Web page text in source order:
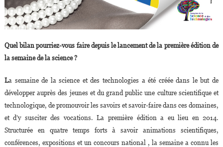
Quel bilan pourriez-vous faire depuis le lancement de la première édition de
la semaine de la science ?
La semaine de la science et des technologies a été créée dans le but de
développer auprès des jeunes et du grand public une culture scientifique et
technologique, de promouvoir les savoirs et savoir-faire dans ces domaines,
et d’y susciter des vocations. La première édition a eu lieu en 2014.
Structurée en quatre temps forts à savoir animations scientifiques,
conférences, expositions et un concours national , la semaine a connu les